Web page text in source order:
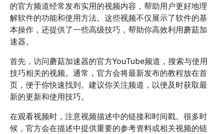
的官方频道经常发布实用的视频内容，帮助用户更好地理
解软件的功能和使用方法。这些视频不仅展示了软件的基
本操作，还提供了一些高级技巧，帮助你高效利用蘑菇加
速器。
首先，访问蘑菇加速器的官方YouTube频道，搜索与使用
技巧相关的视频。通常，官方会将最新发布的教程放在首
页，便于你快速找到。建议你关注频道，以便及时获取最
新的更新和使用技巧。
在观看视频时，注意视频描述中的链接和时间戳。很多时
候，官方会在描述中提供重要的参考资料或相关视频的链